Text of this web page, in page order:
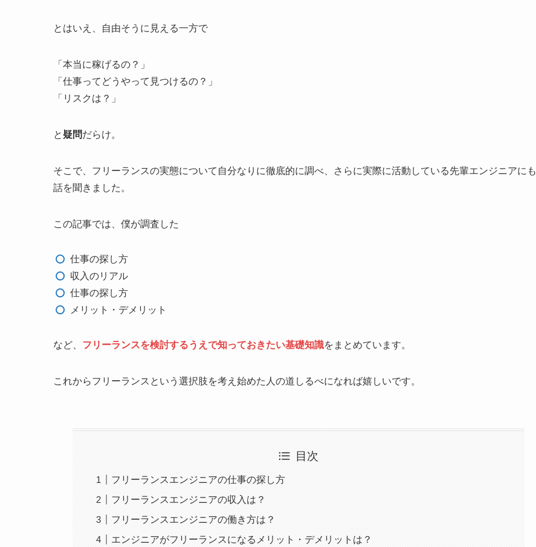
とはいえ、自由そうに見える一方で
「本当に稼げるの？」
「仕事ってどうやって見つけるの？」
「リスクは？」
と 疑問だらけ。
そこで、フリーランスの実態について自分なりに徹底的に調べ、さらに実際に活動している先輩エンジニアにも
話を聞きました。
この記事では、僕が調査した
仕事の探し方
収入のリアル
仕事の探し方
メリット・デメリット
など、 フリーランスを検討するうえで知っておきたい基礎知識をまとめています。
これからフリーランスという選択肢を考え始めた人の道しるべになれば嬉しいです。
目次
フリーランスエンジニアの仕事の探し方
フリーランスエンジニアの収入は？
フリーランスエンジニアの働き方は？
エンジニアがフリーランスになるメリット・デメリットは？